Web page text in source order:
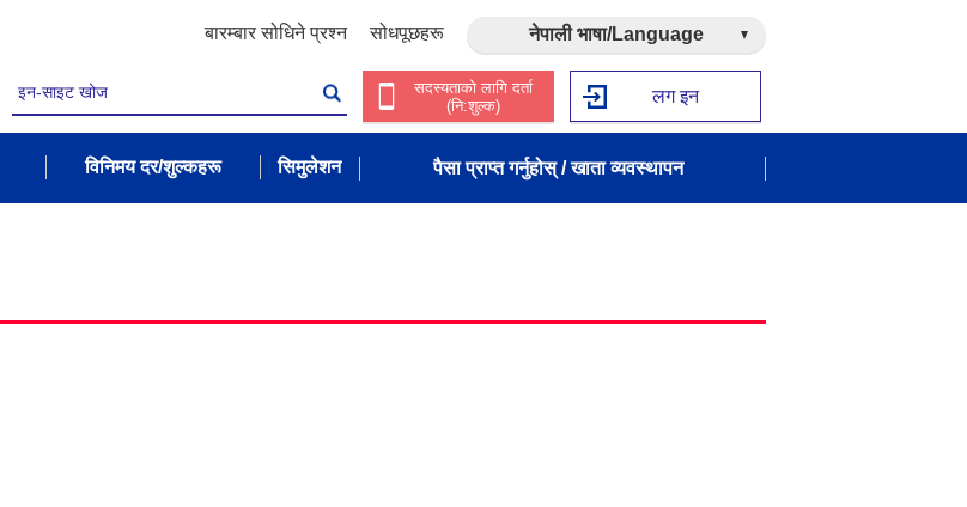
बारम्बार सोधिने प्रश्न सोधपूछहरू नेपाली भाषा/Language
सदस्यताको लागि दर्ता
(नि:शुल्क)
लग इन
विनिमय दर/शुल्कहरू सिमुलेशन पैसा प्राप्त गर्नुहोस् / खाता व्यवस्थापन